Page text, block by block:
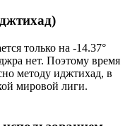
только на -14.37°
нет. Поэтому время
методу иджтихад, в
мировой лиги.